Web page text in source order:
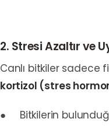
2. Stresi Azaltır ve
Canlı bitkiler sadece
kortizol (stres
● Bitkilerin